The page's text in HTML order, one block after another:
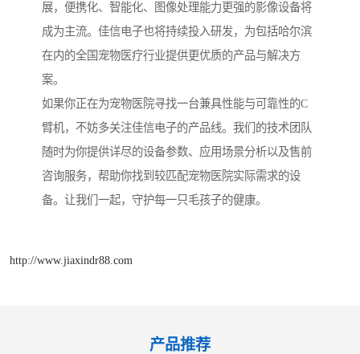
展，便携化、智能化、图像处理能力更强的影像设备将
成为主流。佳信电子也将持续投入研发，为包括哈尔滨
在内的全国宠物医疗行业提供更优质的产品与解决方
案。
如果你正在为宠物医院寻找一台兼具性能与可靠性的C
臂机，不妨多关注佳信电子的产品线。我们的技术团队
随时为你提供详尽的设备参数、应用场景分析以及售前
咨询服务，帮助你找到较匹配宠物医院实际需求的设
备。让我们一起，守护每一只毛孩子的健康。
http://www.jiaxindr88.com
产品推荐